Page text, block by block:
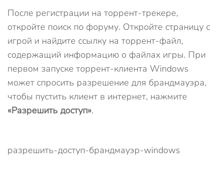
После регистрации на торрент-трекере,
откройте поиск по форуму. Откройте страницу с
игрой и найдите ссылку на торрент-файл,
содержащий информацию о файлах игры. При
первом запуске торрент-клиента Windows
может спросить разрешение для брандмауэра,
чтобы пустить клиент в интернет, нажмите
«Разрешить доступ».
разрешить-доступ-брандмауэр-windows